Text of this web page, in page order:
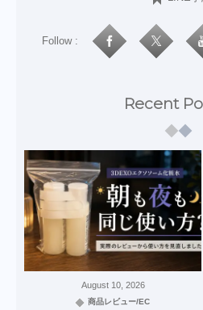
Follow :
Recent
August 10, 2026
商品レビュー/EC